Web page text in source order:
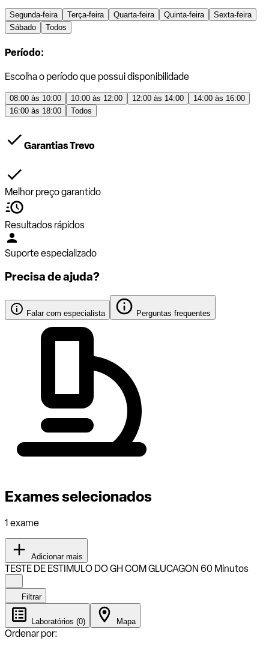
Segunda-feira Terça-feira Quarta-feira Quinta-feira
Sexta-feira
Sábado
Todos
Período:
Escolha o período que possui disponibilidade
08:00 às 10:00 10:00 às 12:00 12:00 às 14:00
14:00 às 16:00
16:00 às 18:00
Todos
Garantias Trevo
Melhor preço garantido
Resultados rápidos
Suporte especializado
Precisa de ajuda?
Falar com especialista Perguntas frequentes
Exames selecionados
1 exame
Adicionar mais
TESTE DE ESTIMULO DO GH COM GLUCAGON 60 Minutos
Filtrar
Laboratórios (0) Mapa
Ordenar por: